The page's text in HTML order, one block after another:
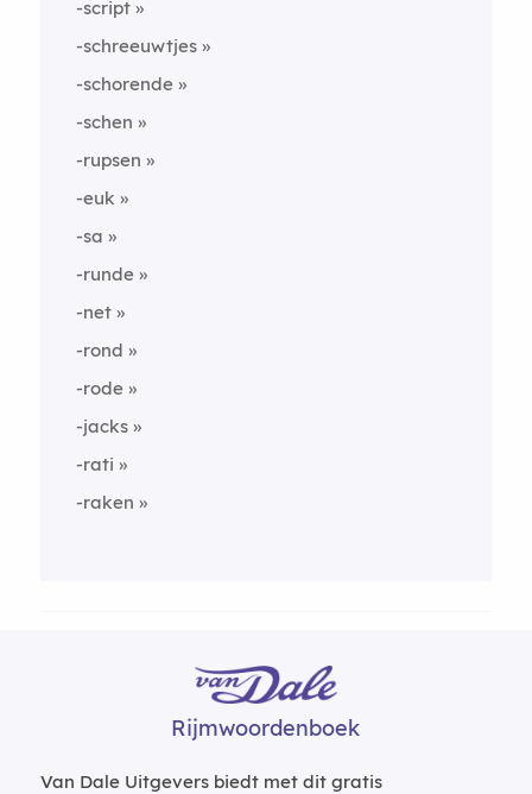
-script
-schreeuwtjes
-schorende
-schen
-rupsen
-euk
-sa
-runde
-net
-rond
-rode
-jacks
-rati
-raken
Rijmwoordenboek
Van Dale Uitgevers biedt met dit gratis